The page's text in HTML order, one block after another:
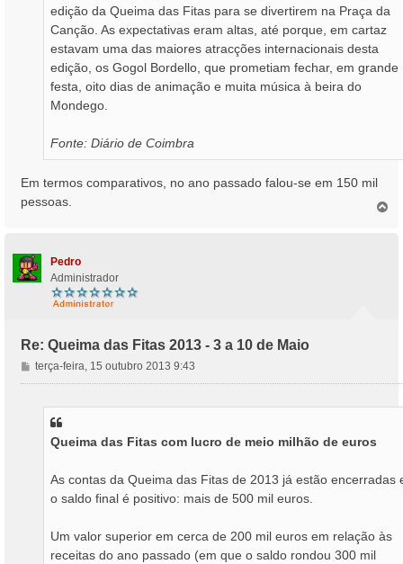
edição da Queima das Fitas para se divertirem na Praça da
Canção. As expectativas eram altas, até porque, em cartaz
estavam uma das maiores atracções internacionais desta
edição, os Gogol Bordello, que prometiam fechar, em grande
festa, oito dias de animação e muita música à beira do
Mondego.
Fonte: Diário de Coimbra
Em termos comparativos, no ano passado falou-se em 150 mil
pessoas.
Pedro
Administrador
Re: Queima das Fitas 2013 - 3 a 10 de Maio
M
e
terça-feira, 15 outubro 2013 9:43
Queima das Fitas com lucro de meio milhão de euros
As contas da Queima das Fitas de 2013 já estão encerradas
o saldo final é positivo: mais de 500 mil euros.
Um valor superior em cerca de 200 mil euros em relação às
receitas do ano passado (em que o saldo rondou 300 mil